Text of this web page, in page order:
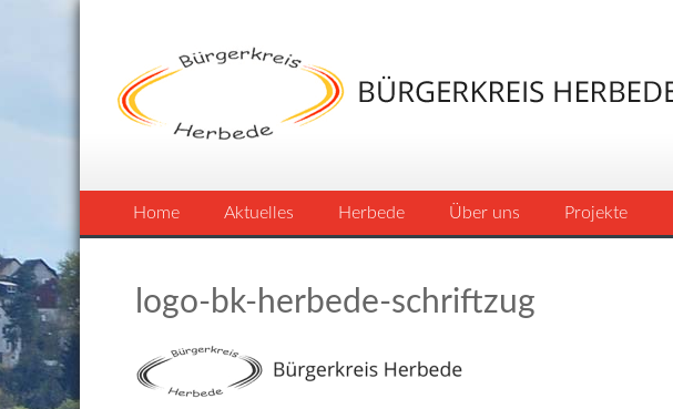
Home Aktuelles Herbede Über uns Projekte
logo-bk-herbede-schriftzug